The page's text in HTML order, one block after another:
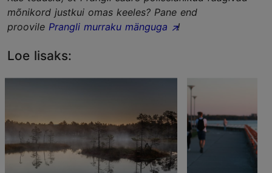
mõnikord justkui omas keeles? Pane end
proovile Prangli murraku mänguga !
Loe lisaks: